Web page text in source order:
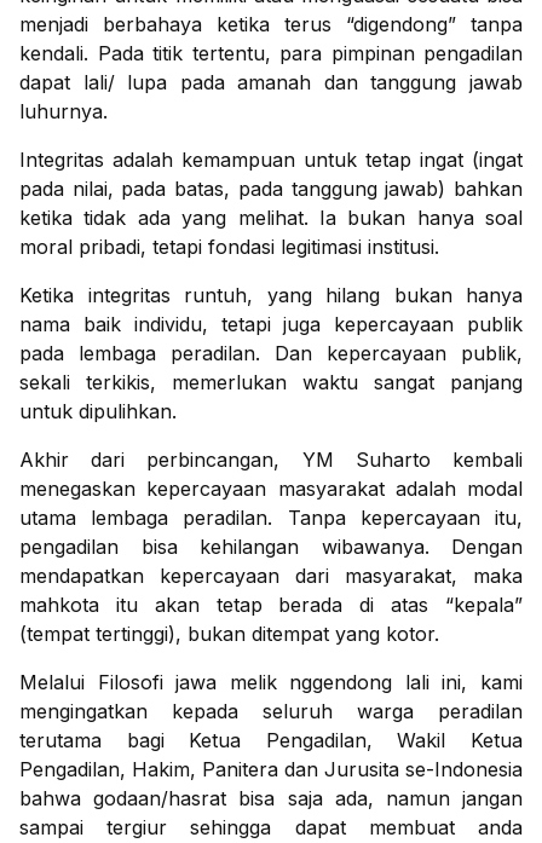
menjadi berbahaya ketika terus “digendong” tanpa
kendali. Pada titik tertentu, para pimpinan pengadilan
dapat lali/ lupa pada amanah dan tanggung jawab
luhurnya.
Integritas adalah kemampuan untuk tetap ingat (ingat
pada nilai, pada batas, pada tanggung jawab) bahkan
ketika tidak ada yang melihat. Ia bukan hanya soal
moral pribadi, tetapi fondasi legitimasi institusi.
Ketika integritas runtuh, yang hilang bukan hanya
nama baik individu, tetapi juga kepercayaan publik
pada lembaga peradilan. Dan kepercayaan publik,
sekali terkikis, memerlukan waktu sangat panjang
untuk dipulihkan.
Akhir dari perbincangan, YM Suharto kembali
menegaskan kepercayaan masyarakat adalah modal
utama lembaga peradilan. Tanpa kepercayaan itu,
pengadilan bisa kehilangan wibawanya. Dengan
mendapatkan kepercayaan dari masyarakat, maka
mahkota itu akan tetap berada di atas “kepala”
(tempat tertinggi), bukan ditempat yang kotor.
Melalui Filosofi jawa melik nggendong lali ini, kami
mengingatkan kepada seluruh warga peradilan
terutama bagi Ketua Pengadilan, Wakil Ketua
Pengadilan, Hakim, Panitera dan Jurusita se-Indonesia
bahwa godaan/hasrat bisa saja ada, namun jangan
sampai tergiur sehingga dapat membuat anda